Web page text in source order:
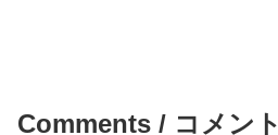
Comments / コメント